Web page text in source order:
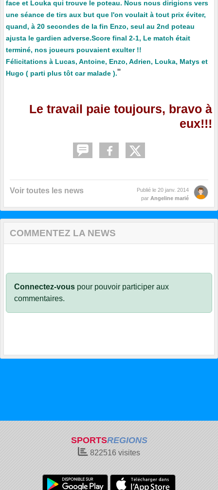
face et Louka qui trouve le poteau. Nous nous dirigions vers
une séance de tirs aux but que l'on voulait à tout prix éviter,
quand, à 20 secondes de la fin Enzo, seul au 2nd poteau
ajusta le gardien adverse.Score final 2-1, Le match était
terminé, nos joueurs pouvaient exulter !!
Félicitations à Lucas, Antoine, Enzo, Adrien, Louka, Matys et
Hugo ( parti plus tôt car malade )."
Le travail paie toujours, bravo à
eux!!!
Voir toutes les news Publié le 20 janv. 2014
par Angeline marié
COMMENTEZ LA NEWS
Connectez-vous pour pouvoir participer aux
commentaires.
SPORTSREGIONS
822516 visites